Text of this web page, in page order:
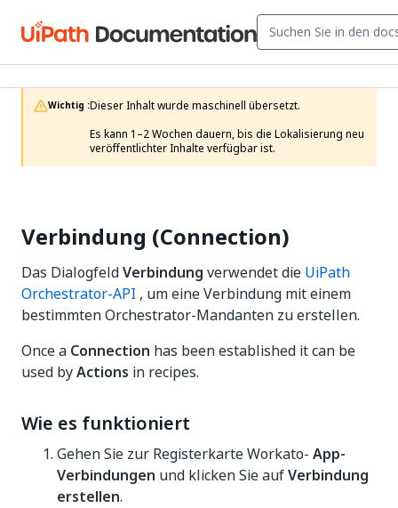
Wichtig :Dieser Inhalt wurde maschinell übersetzt.
Es kann 1–2 Wochen dauern, bis die Lokalisierung neu
veröffentlichter Inhalte verfügbar ist.
Verbindung (Connection)
Das DialogfeldVerbindung verwendet die UiPath
Orchestrator-API , um eine Verbindung mit einem
bestimmten Orchestrator-Mandanten zu erstellen.
Once a Connection has been established it can be
used byActions in recipes.
Wie es funktioniert
Gehen Sie zur Registerkarte Workato- App-
Verbindungen und klicken Sie aufVerbindung
erstellen.